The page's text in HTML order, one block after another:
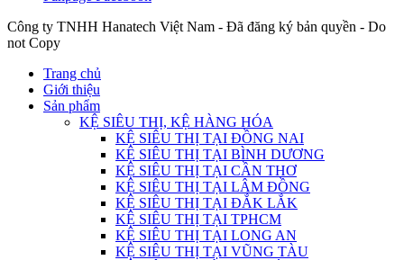
Công ty TNHH Hanatech Việt Nam - Đã đăng ký bản quyền - Do
not Copy
Trang chủ
Giới thiệu
Sản phẩm
KỆ SIÊU THỊ, KỆ HÀNG HÓA
KỆ SIÊU THỊ TẠI ĐỒNG NAI
KỆ SIÊU THỊ TẠI BÌNH DƯƠNG
KỆ SIÊU THỊ TẠI CẦN THƠ
KỆ SIÊU THỊ TẠI LÂM ĐỒNG
KỆ SIÊU THỊ TẠI ĐẮK LẮK
KỆ SIÊU THỊ TẠI TPHCM
KỆ SIÊU THỊ TẠI LONG AN
KỆ SIÊU THỊ TẠI VŨNG TÀU